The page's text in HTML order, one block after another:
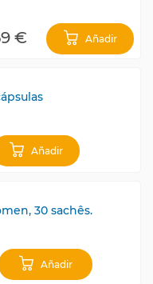
€ Añadir
Añadir
30 sachês.
Añadir